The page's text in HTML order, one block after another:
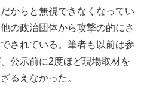
からと無視できなくなってい
の政治団体から攻撃の的にさ
されている。筆者も以前は参
公示前に2度ほど現場取材を
るえなかった。